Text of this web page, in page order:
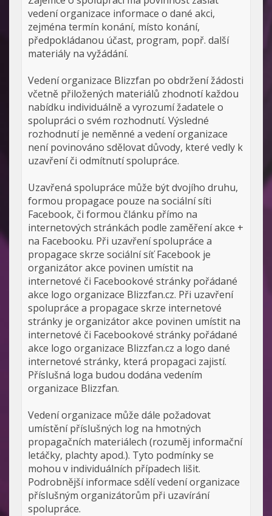
vedení organizace informace o dané akci,
zejména termín konání, místo konání,
předpokládanou účast, program, popř. další
materiály na vyžádání.
Vedení organizace Blizzfan po obdržení žádosti
včetně přiložených materiálů zhodnotí každou
nabídku individuálně a vyrozumí žadatele o
spolupráci o svém rozhodnutí. Výsledné
rozhodnutí je neměnné a vedení organizace
není povinováno sdělovat důvody, které vedly k
uzavření či odmítnutí spolupráce.
Uzavřená spolupráce může být dvojího druhu,
formou propagace pouze na sociální síti
Facebook, či formou článku přímo na
internetových stránkách podle zaměření akce +
na Facebooku. Při uzavření spolupráce a
propagace skrze sociální síť Facebook je
organizátor akce povinen umístit na
internetové či Facebookové stránky pořádané
akce logo organizace Blizzfan.cz. Při uzavření
spolupráce a propagace skrze internetové
stránky je organizátor akce povinen umístit na
internetové či Facebookové stránky pořádané
akce logo organizace Blizzfan.cz a logo dané
internetové stránky, která propagaci zajistí.
Příslušná loga budou dodána vedením
organizace Blizzfan.
Vedení organizace může dále požadovat
umístění příslušných log na hmotných
propagačních materiálech (rozuměj informační
letáčky, plachty apod.). Tyto podmínky se
mohou v individuálních případech lišit.
Podrobnější informace sdělí vedení organizace
příslušným organizátorům při uzavírání
spolupráce.